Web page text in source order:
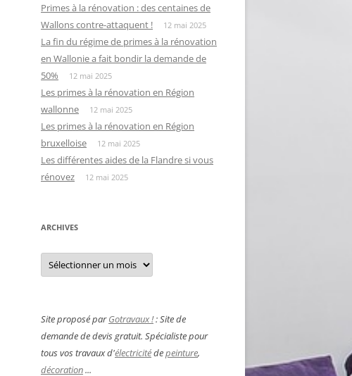
Primes à la rénovation : des centaines de
Wallons contre-attaquent !
12 mai 2025
La fin du régime de primes à la rénovation
en Wallonie a fait bondir la demande de
50%
12 mai 2025
Les primes à la rénovation en Région
wallonne
12 mai 2025
Les primes à la rénovation en Région
bruxelloise
12 mai 2025
Les différentes aides de la Flandre si vous
rénovez
12 mai 2025
ARCHIVES
Archives
Site proposé parGotravaux !: Site de
demande de devis gratuit. Spécialiste pour
tous vos travaux d'électricitédepeinture,
décoration...